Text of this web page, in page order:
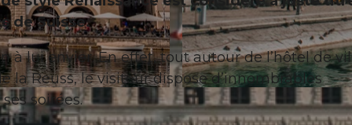
© Luzern Tourismus, Laila Bosco | CC-BY-NC-ND
de Suisse.
à lui envier. En effet, tout autour de l’hôtel de
Reuss, le visiteur dispose d’innombrables
soirées.